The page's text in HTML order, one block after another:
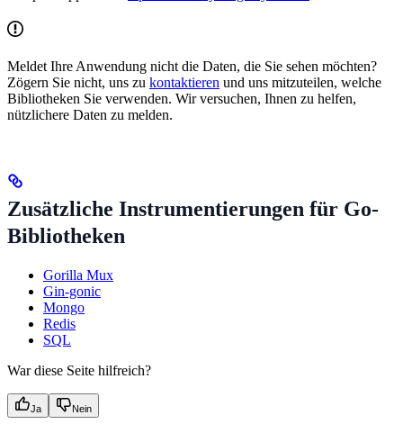
Meldet Ihre Anwendung nicht die Daten, die Sie sehen möchten?
Zögern Sie nicht, uns zu kontaktieren und uns mitzuteilen, welche
Bibliotheken Sie verwenden. Wir versuchen, Ihnen zu helfen,
nützlichere Daten zu melden.
Zusätzliche Instrumentierungen für Go-
Bibliotheken
Gorilla Mux
Gin-gonic
Mongo
Redis
SQL
War diese Seite hilfreich?
Ja Nein